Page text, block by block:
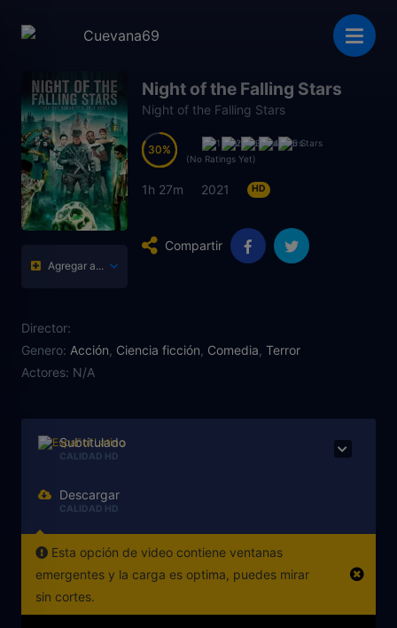
Agregar a...
Night of the Falling Stars
Night of the Falling Stars
30
30
(No Ratings Yet)
1h 27m 2021 HD
Compartir
Director:
Genero: Acción Ciencia ficción Comedia Terror
Actores: N/A
Subtitulado
CALIDAD HD
Descargar
CALIDAD HD
Esta opción de video contiene ventanas
emergentes y la carga es optima, puedes mirar
sin cortes.